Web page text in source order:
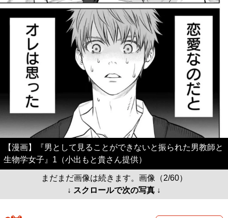
【漫画】『男として見ることができないと振られた男教師と
生物学女子』1（小出もと貴さん提供）
まだまだ画像は続きます。画像（2/60）
↓ スクロールで次の写真 ↓